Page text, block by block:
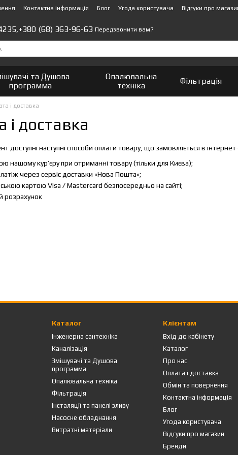
Контактна інформація Блог Угода користувача Відгуки про
+380 (68) 363-96-63 Передзвонити вам?
та Душова
программа
Опалювальна
техніка
Фільтрація
і доставка
і доставка
доступні наступні способи оплати товару, що замовляється в
нашому кур’єру при отриманні товару (тільки для Києва);
через сервіс доставки «Нова Пошта»;
картою Visa / Mastercard безпосередньо на сайті;
розрахунок
Каталог
Інженерна сантехніка
Каналізація
Змішувачі та Душова
программа
Опалювальна техніка
Фільтрація
Інсталяції та панелі зливу
Насосне обладнання
Витратні матеріали
Клієнтам
Вхід до кабінету
Каталог
Про нас
Оплата і доставка
Обмін та повернення
Контактна інформація
Блог
Угода користувача
Відгуки про магазин
Бренди